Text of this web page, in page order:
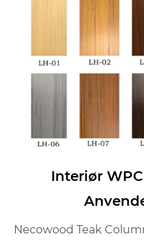
Interiør
Necowood Teak